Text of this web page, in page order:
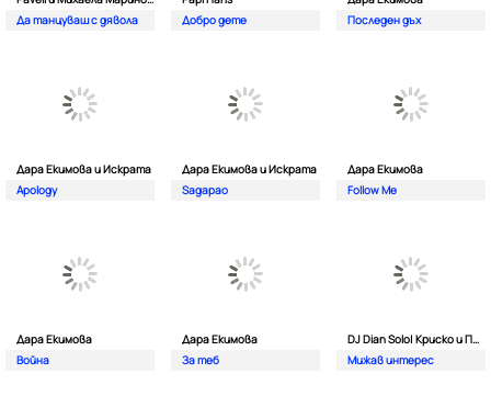
Да танцуваш с дявола
Добро дете
Последен дъх
Дара Екимова и Искрата
Apology
Дара Екимова и Искрата
Sagapao
Дара Екимова
Follow Me
Дара Екимова
Война
Дара Екимова
За теб
DJ Dian Solo| Криско и Панайот Панайотов
Мижав интерес